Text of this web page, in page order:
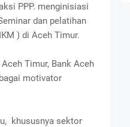
PPP. menginisiasi
dan pelatihan
) di Aceh Timur.
Timur, Bank Aceh
motivator
khususnya sektor